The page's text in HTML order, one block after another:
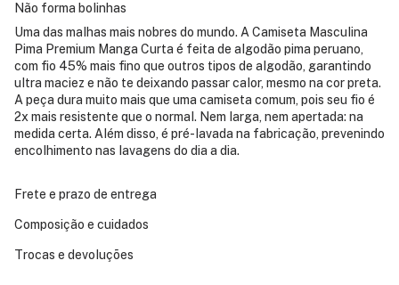
Não forma bolinhas
Uma das malhas mais nobres do mundo. A Camiseta Masculina
Pima Premium Manga Curta é feita de algodão pima peruano,
com fio 45% mais fino que outros tipos de algodão, garantindo
ultra maciez e não te deixando passar calor, mesmo na cor preta.
A peça dura muito mais que uma camiseta comum, pois seu fio é
2x mais resistente que o normal. Nem larga, nem apertada: na
medida certa. Além disso, é pré-lavada na fabricação, prevenindo
encolhimento nas lavagens do dia a dia.
Frete e prazo de entrega
Composição e cuidados
Trocas e devoluções